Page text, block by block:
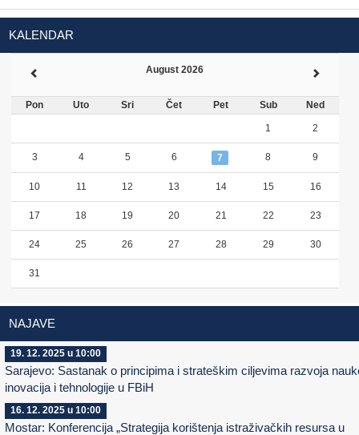
KALENDAR
August 2026
Pon Uto Sri Čet Pet Sub Ned
1 2
3 4 5 6 7 8 9
10 11 12 13 14 15 16
17 18 19 20 21 22 23
24 25 26 27 28 29 30
31
NAJAVE
19. 12. 2025 u 10:00
Sarajevo: Sastanak o principima i strateškim ciljevima razvoja
inovacija i tehnologije u FBiH
16. 12. 2025 u 10:00
Mostar: Konferencija „Strategija korištenja istraživačkih resursa u